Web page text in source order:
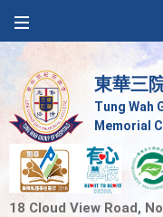
東華三
Tung Wah
Memorial
18 Cloud View Road,